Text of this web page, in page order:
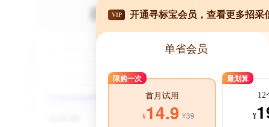
VIP 开通寻标宝会员，查看更多招采
单省会员
限购一次
首月试用
¥14.9 ¥39
最划算
12
¥